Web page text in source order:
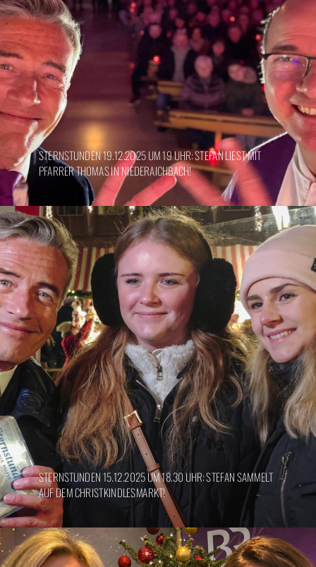
STERNSTUNDEN 19.12.2025 UM 19 UHR: STEFAN LIEST MIT
PFARRER THOMAS IN NIEDERAICHBACH!
STERNSTUNDEN 15.12.2025 UM 18.30 UHR: STEFAN SAMMELT
AUF DEM CHRISTKINDLESMARKT!